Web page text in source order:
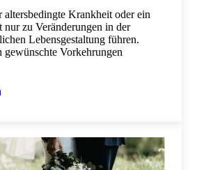
altersbedingte Krankheit oder ein
zu Veränderungen in der
Lebensgestaltung führen.
gewünschte Vorkehrungen